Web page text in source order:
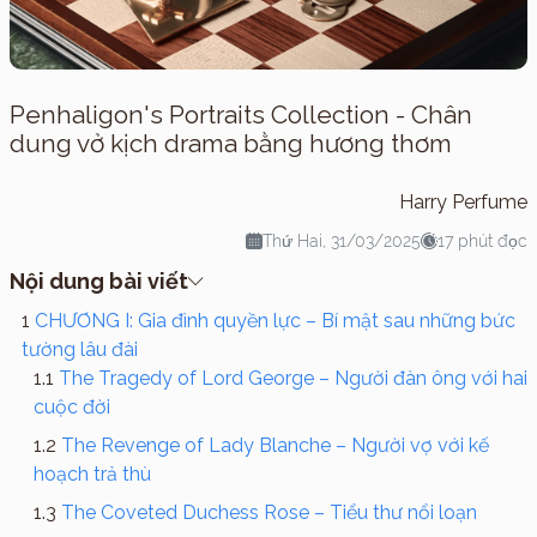
Penhaligon's Portraits Collection - Chân
dung vở kịch drama bằng hương thơm
Harry Perfume
Thứ Hai, 31/03/2025 17 phút đọc
Nội dung bài viết
CHƯƠNG I: Gia đình quyền lực – Bí mật sau những bức
tường lâu đài
The Tragedy of Lord George – Người đàn ông với hai
cuộc đời
The Revenge of Lady Blanche – Người vợ với kế
hoạch trả thù
The Coveted Duchess Rose – Tiểu thư nổi loạn